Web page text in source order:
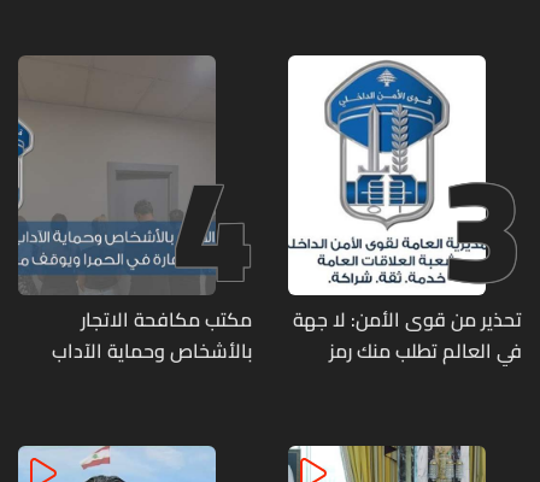
منذ آذار
3
تحذير من قوى الأمن: لا جهة
في العالم تطلب منك رمز
4
مكتب مكافحة الاتجار
بالأشخاص وحماية الآداب
متورطين